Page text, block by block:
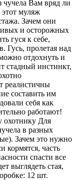
чучела Вам вряд ли
этот муляж
Зачем они
и осторожных
гуся к себе,
Гусь, пролетая над
отдохнуть и
стадный инстинкт,
реалистичны
составить им
себя как
работают!
охотнику Для
в разных
Зачем это нужно
кормятся, часть
спасти все
выглядеть стая,
12 шт.